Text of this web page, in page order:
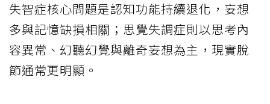
失智症核心問題是認知功能持續退化，妄想
多與記憶缺損相關；思覺失調症則以思考內
容異常、幻聽幻覺與離奇妄想為主，現實脫
節通常更明顯。